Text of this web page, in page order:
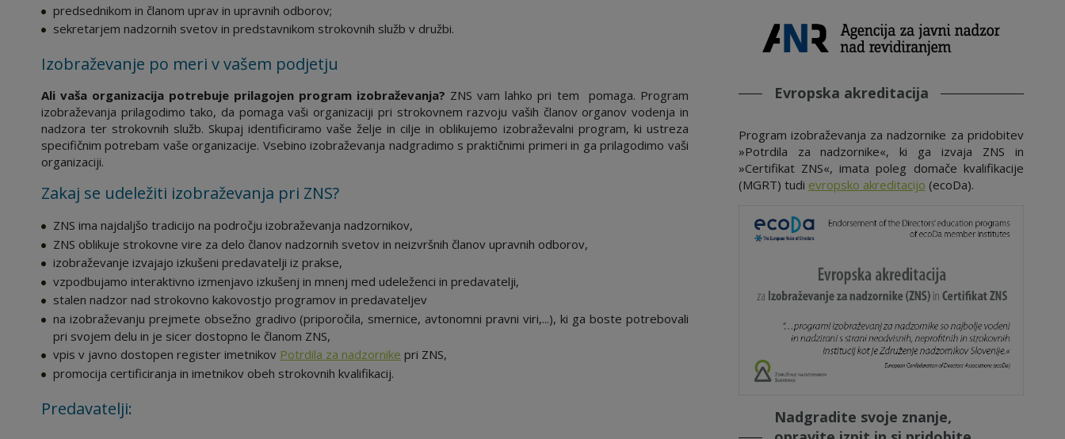
predsednikom in članom uprav in upravnih odborov;
sekretarjem nadzornih svetov in predstavnikom strokovnih služb v družbi.
Izobraževanje po meri v vašem podjetju
Ali vaša organizacija potrebuje prilagojen program izobraževanja? ZNS vam lahko pri tem pomaga. Program
izobraževanja prilagodimo tako, da pomaga vaši organizaciji pri strokovnem razvoju vaših članov organov vodenja in
nadzora ter strokovnih služb. Skupaj identificiramo vaše želje in cilje in oblikujemo izobraževalni program, ki ustreza
specifičnim potrebam vaše organizacije. Vsebino izobraževanja nadgradimo s praktičnimi primeri in ga prilagodimo vaši
organizaciji.
Zakaj se udeležiti izobraževanja pri ZNS?
ZNS ima najdaljšo tradicijo na področju izobraževanja nadzornikov,
ZNS oblikuje strokovne vire za delo članov nadzornih svetov in neizvršnih članov upravnih odborov,
izobraževanje izvajajo izkušeni predavatelji iz prakse,
vzpodbujamo interaktivno izmenjavo izkušenj in mnenj med udeleženci in predavatelji,
stalen nadzor nad strokovno kakovostjo programov in predavateljev
na izobraževanju prejmete obsežno gradivo (priporočila, smernice, avtonomni pravni viri,...), ki ga boste potrebovali
pri svojem delu in je sicer dostopno le članom ZNS,
vpis v javno dostopen register imetnikov Potrdila za nadzornike pri ZNS,
promocija certificiranja in imetnikov obeh strokovnih kvalifikacij.
Predavatelji:
Evropska akreditacija
Program izobraževanja za nadzornike za pridobitev
»Potrdila za nadzornike«, ki ga izvaja ZNS in
»Certifikat ZNS«, imata poleg domače kvalifikacije
(MGRT) tudi evropsko akreditacijo (ecoDa).
Nadgradite svoje znanje,